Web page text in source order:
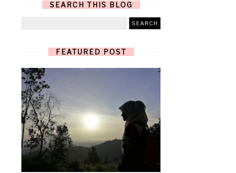
SEARCH THIS BLOG
FEATURED POST